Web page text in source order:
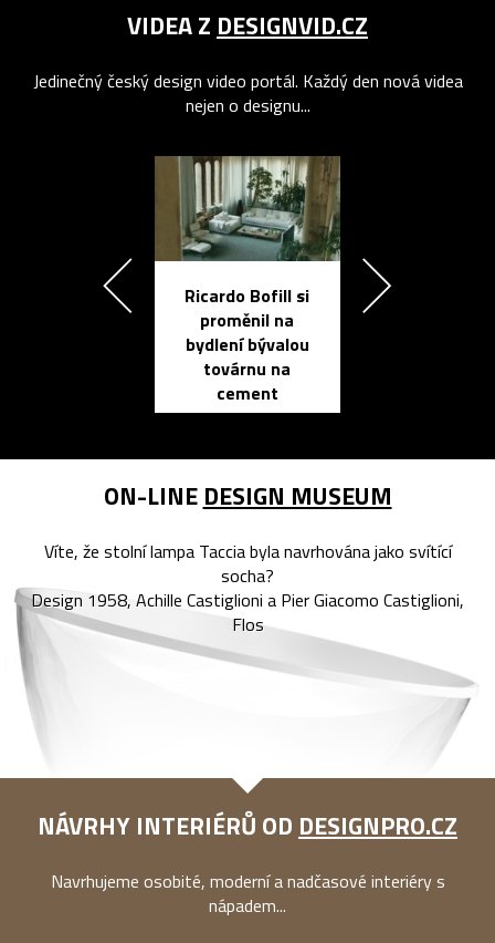
VIDEA Z DESIGNVID.CZ
Jedinečný český design video portál. Každý den nová videa
nejen o designu...
Ricardo Bofill si
proměnil na
bydlení bývalou
továrnu na
cement
ON-LINE DESIGN MUSEUM
Víte, že stolní lampa Taccia byla navrhována jako svítící
socha?
Design 1958, Achille Castiglioni a Pier Giacomo Castiglioni,
Flos
NÁVRHY INTERIÉRŮ OD DESIGNPRO.CZ
Navrhujeme osobité, moderní a nadčasové interiéry s
nápadem...